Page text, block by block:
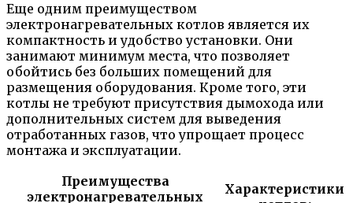
Еще одним преимуществом
электронагревательных котлов является их
компактность и удобство установки. Они
занимают минимум места, что позволяет
обойтись без больших помещений для
размещения оборудования. Кроме того, эти
котлы не требуют присутствия дымохода или
дополнительных систем для выведения
отработанных газов, что упрощает процесс
монтажа и эксплуатации.
Преимущества
электронагревательных
Характеристики